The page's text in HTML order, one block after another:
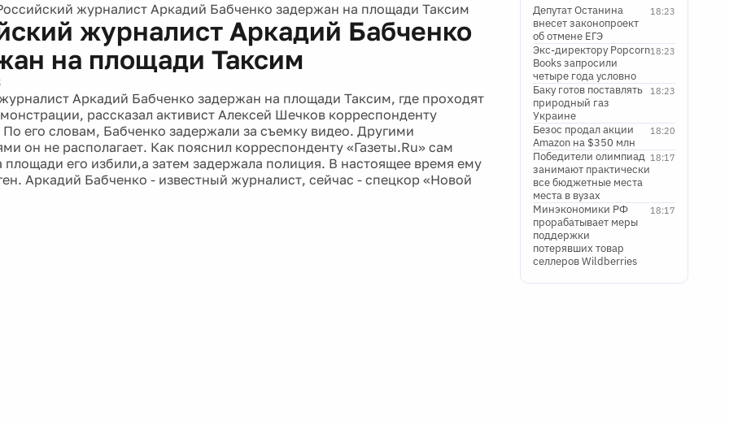
журналист Аркадий Бабченко задержан на площади Таксим
журналист Аркадий Бабченко
на площади Таксим
Аркадий Бабченко задержан на площади Таксим, где проходят
рассказал активист Алексей Шечков корреспонденту
По его словам, Бабченко задержали за съемку видео. Другими
он не располагает. Как пояснил корреспонденту «Газеты.Ru» сам
площади его избили,а затем задержала полиция. В настоящее время ему
Аркадий Бабченко - известный журналист, сейчас - спецкор «Новой
18:23
Депутат Останина
внесет законопроект
об отмене ЕГЭ
18:23
Экс-директору Popcorn
Books запросили
четыре года условно
18:23
Баку готов поставлять
природный газ
Украине
18:20
Безос продал акции
Amazon на $350 млн
18:17
Победители олимпиад
занимают практически
все бюджетные места
места в вузах
18:17
Минэкономики РФ
прорабатывает меры
поддержки
потерявших товар
селлеров Wildberries